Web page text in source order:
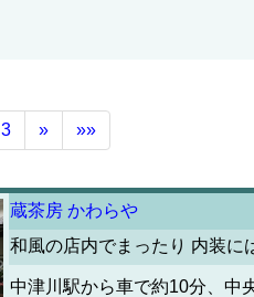
3 » »»
蔵茶房 かわらや
和風の店内でまったり 内装に
中津川駅から車で約10分、中